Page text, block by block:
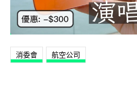
消委會 航空公司